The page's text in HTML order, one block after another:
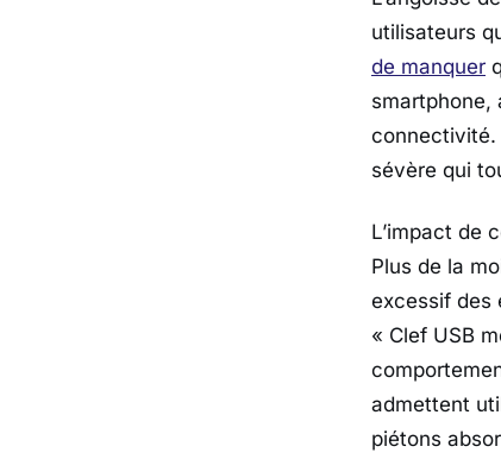
utilisateurs
de manquer
smartphone,
connectivité.
sévère qui
L’impact de
Plus de la
excessif des
« Clef USB
admettent
piétons